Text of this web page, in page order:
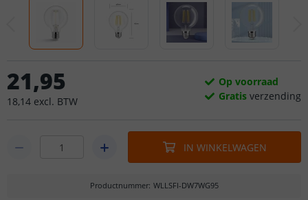
21,95
18,14 excl. BTW
Op voorraad
Gratis verzending
IN WINKELWAGEN
Productnummer: WLLSFI-DW7WG95